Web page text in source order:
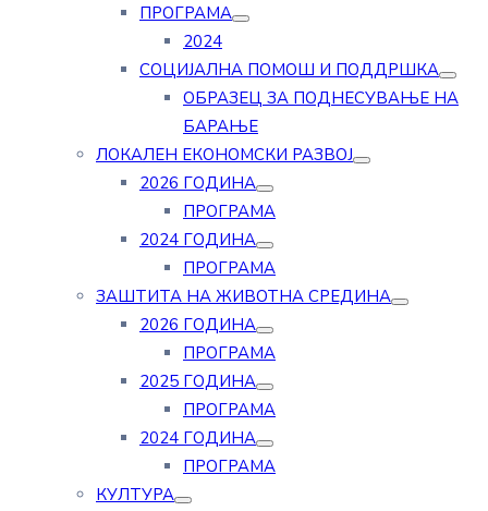
ПРОГРАМА
2024
СОЦИЈАЛНА ПОМОШ И ПОДДРШКА
ОБРАЗЕЦ ЗА ПОДНЕСУВАЊЕ НА
БАРАЊЕ
ЛОКАЛЕН ЕКОНОМСКИ РАЗВОЈ
2026 ГОДИНА
ПРОГРАМА
2024 ГОДИНА
ПРОГРАМА
ЗАШТИТА НА ЖИВОТНА СРЕДИНА
2026 ГОДИНА
ПРОГРАМА
2025 ГОДИНА
ПРОГРАМА
2024 ГОДИНА
ПРОГРАМА
КУЛТУРА